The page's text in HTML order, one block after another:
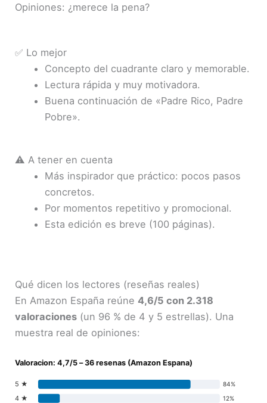
Opiniones: ¿merece la pena?
✅ Lo mejor
Concepto del cuadrante claro y memorable.
Lectura rápida y muy motivadora.
Buena continuación de «Padre Rico, Padre
Pobre».
⚠️ A tener en cuenta
Más inspirador que práctico: pocos pasos
concretos.
Por momentos repetitivo y promocional.
Esta edición es breve (100 páginas).
Qué dicen los lectores (reseñas reales)
En Amazon España reúne4,6/5 con 2.318
valoraciones (un 96 % de 4 y 5 estrellas). Una
muestra real de opiniones:
Valoracion: 4,7/5 – 36 resenas (Amazon Espana)
5 ★ 84%
4 ★ 12%